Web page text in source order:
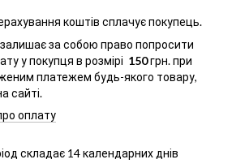
коштів сплачує покупець.
за собою право попросити
у покупця в розмірі 150грн. при
платежем будь-якого товару,
сайті.
оплату
складає 14 календарних днів